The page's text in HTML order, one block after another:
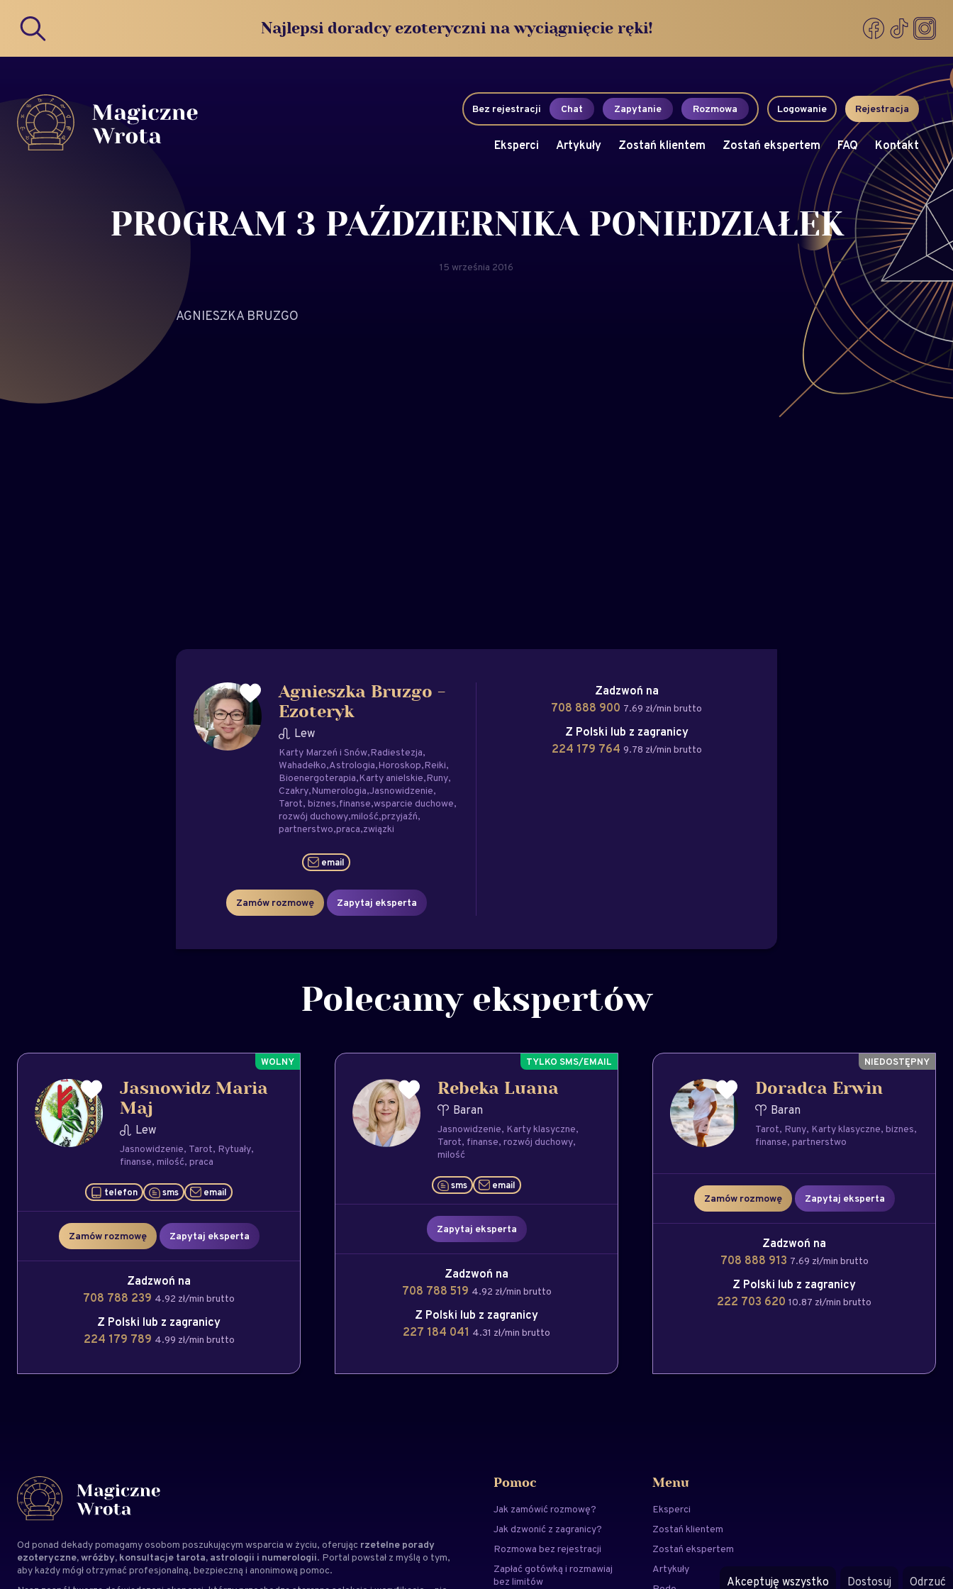
Najlepsi doradcy ezoteryczni na wyciągnięcie ręki!
Bez rejestracji Chat Zapytanie Rozmowa Logowanie Rejestracja
Eksperci Artykuły Zostań klientem Zostań ekspertem FAQ Kontakt
PROGRAM 3 PAŹDZIERNIKA PONIEDZIAŁEK
15 września 2016
AGNIESZKA BRUZGO
Agnieszka Bruzgo -
Ezoteryk
Lew
Karty Marzeń i Snów Radiestezja
Wahadełko Astrologia Horoskop Reiki
Bioenergoterapia Karty anielskie Runy
Czakry Numerologia Jasnowidzenie
Tarot biznes finanse wsparcie duchowe
rozwój duchowy milość przyjaźń
partnerstwo praca związki
email
Zamów rozmowę Zapytaj eksperta
Zadzwoń na
708 888 900 7.69 zł/min brutto
Z Polski lub z zagranicy
224 179 764 9.78 zł/min brutto
Polecamy ekspertów
Jasnowidz Maria
Maj
Lew
Jasnowidzenie Tarot Rytuały
finanse milość praca
telefon sms email
Zamów rozmowę Zapytaj eksperta
Zadzwoń na
708 788 239 4.92 zł/min brutto
Z Polski lub z zagranicy
224 179 789 4.99 zł/min brutto
Rebeka Luana
Baran
Jasnowidzenie Karty klasyczne
Tarot finanse rozwój duchowy
milość
sms email
Zapytaj eksperta
Zadzwoń na
708 788 519 4.92 zł/min brutto
Z Polski lub z zagranicy
227 184 041 4.31 zł/min brutto
Doradca Erwin
Baran
Tarot Runy Karty klasyczne biznes
finanse partnerstwo
Zamów rozmowę Zapytaj eksperta
Zadzwoń na
708 888 913 7.69 zł/min brutto
Z Polski lub z zagranicy
222 703 620 10.87 zł/min brutto
Od ponad dekady pomagamy osobom poszukującym wsparcia w życiu, oferując rzetelne porady
ezoteryczne, wróżby, konsultacje tarota, astrologii i numerologii. Portal powstał z myślą o tym,
aby każdy mógł otrzymać profesjonalną, bezpieczną i anonimową pomoc.
Pomoc
Jak zamówić rozmowę?
Jak dzwonić z zagranicy?
Rozmowa bez rejestracji
Zapłać gotówką i rozmawiaj
bez limitów
Menu
Eksperci
Zostań klientem
Zostań ekspertem
Artykuły
Akceptuję wszystko Dostosuj Odrzuć